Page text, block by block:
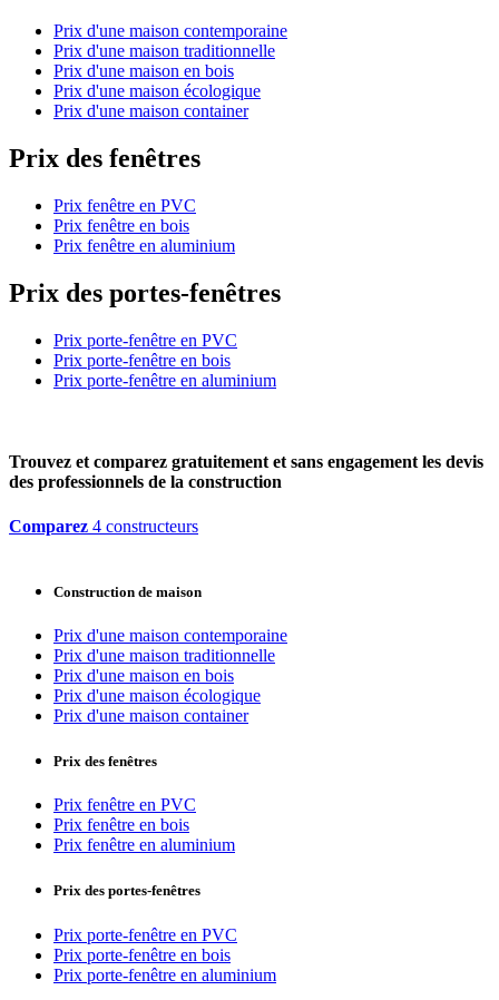
Prix d'une maison contemporaine
Prix d'une maison traditionnelle
Prix d'une maison en bois
Prix d'une maison écologique
Prix d'une maison container
Prix des fenêtres
Prix fenêtre en PVC
Prix fenêtre en bois
Prix fenêtre en aluminium
Prix des portes-fenêtres
Prix porte-fenêtre en PVC
Prix porte-fenêtre en bois
Prix porte-fenêtre en aluminium
Trouvez et comparez gratuitement et sans engagement les devis
des professionnels de la construction
Comparez 4 constructeurs
Construction de maison
Prix d'une maison contemporaine
Prix d'une maison traditionnelle
Prix d'une maison en bois
Prix d'une maison écologique
Prix d'une maison container
Prix des fenêtres
Prix fenêtre en PVC
Prix fenêtre en bois
Prix fenêtre en aluminium
Prix des portes-fenêtres
Prix porte-fenêtre en PVC
Prix porte-fenêtre en bois
Prix porte-fenêtre en aluminium